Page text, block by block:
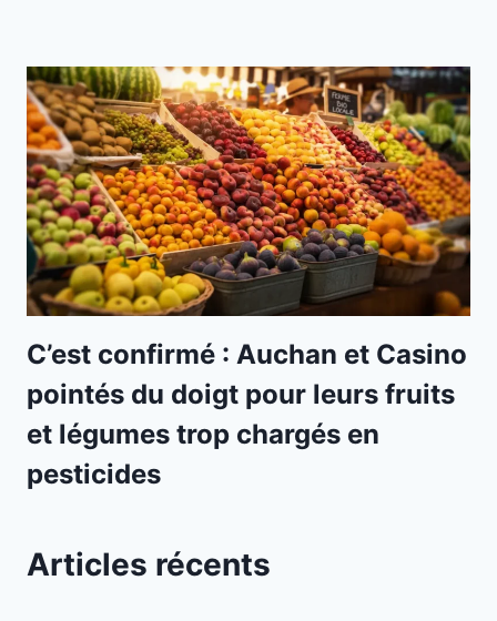
C’est confirmé : Auchan et Casino
pointés du doigt pour leurs fruits
et légumes trop chargés en
pesticides
Articles récents